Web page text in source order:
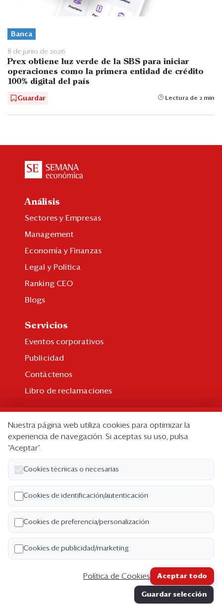
Banca
8 de junio de 2026
Prex obtiene luz verde de la SBS para iniciar
operaciones como la primera entidad de crédito
100% digital del país
Guardar Lectura de 2 min
Análisis
Sectores y Empresas
Management
Economía y Finanzas
Legal y Política
Ranking CEO
Blogs
Servicios
Eventos corporativos
Publicidad
Contáctenos
Libro de reclamaciones
Suscripción individual
Paquetes corporativos
Edición Impresa
Nosotros
Quiénes somos
Código de ética
Términos y Condiciones
Copyright ©2026 Semana Económica. Todos los
Nuestra página web utiliza cookies para optimizar la
experiencia de navegación. Si aceptas su uso, pulsa
“Aceptar”.
Cookies técnicas o necesarias
Cookies de identificación/autenticación
Cookies de preferencia/personalización
Cookies de publicidad/marketing
Política de Cookies Aceptar todo
Guardar selección